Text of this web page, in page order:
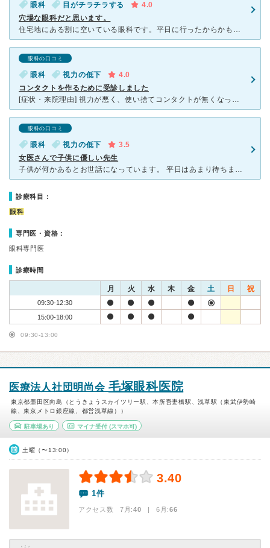
眼科 目がチラチラする
4.0
穴場な眼科だと思います。
住宅地にある割に空いている眼科です。平日に行ったからかもしれませんが、私の他に患者さんは一人だけで、ほぼ待ち時間はありませんでした。 急に飛蚊症を発症したため、かかりました。先生は丁寧に診察、説明し
眼科の口コミ
眼科 視力の低下
4.0
コンタクトを作るために受診しました
[症状・来院理由] 視力が悪く、使い捨てコンタクトが無くなってしまったため、コンタクトを作るために受診しました。 [医師の診断・治療法] 視力の低下が進んでいるとのことで、再度コンタクトの度数を
眼科の口コミ
眼科 視力の低下
3.5
女医さんで子供に優しい先生
子供が何かあるとお世話になっています。 平日はあまり待ちませんが、土曜日は30分～１時間待つこともあります。 子供目線で優しく話しかけてくれる先生で、子供も怖がらず診察を受けてくれます。 子供に
診療科目：
眼科
専門医・資格：
眼科専門医
診療時間
月 火 水 木 金 土 日 祝
09:30-12:30
15:00-18:00
09:30-13:00
医療法人社団明尚会 毛塚眼科医院
東京都墨田区向島（とうきょうスカイツリー駅、本所吾妻橋駅、浅草駅（東武伊勢崎
線、東京メトロ銀座線、都営浅草線））
駐車場あり マイナ受付(スマホ可)
土曜（〜13:00）
3.40
1件
アクセス数 7月:40 | 6月:66